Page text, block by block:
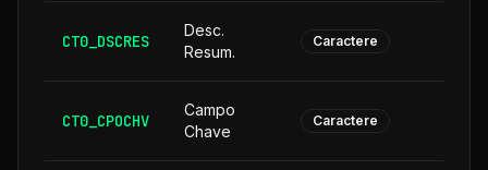
CT0_DSCRES
Desc.
Resum.
Caractere
CT0_CPOCHV
Campo
Chave
Caractere